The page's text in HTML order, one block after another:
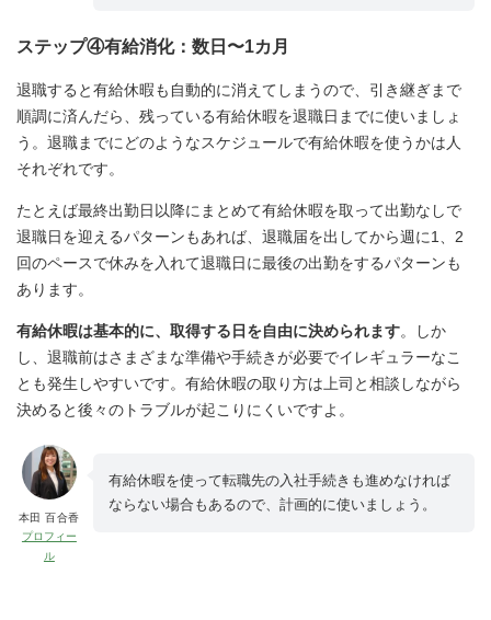
ステップ④有給消化：数日〜1カ月
退職すると有給休暇も自動的に消えてしまうので、引き継ぎまで
順調に済んだら、残っている有給休暇を退職日までに使いましょ
う。退職までにどのようなスケジュールで有給休暇を使うかは人
それぞれです。
たとえば最終出勤日以降にまとめて有給休暇を取って出勤なしで
退職日を迎えるパターンもあれば、退職届を出してから週に1、2
回のペースで休みを入れて退職日に最後の出勤をするパターンも
あります。
有給休暇は基本的に、取得する日を自由に決められます。しか
し、退職前はさまざまな準備や手続きが必要でイレギュラーなこ
とも発生しやすいです。有給休暇の取り方は上司と相談しながら
決めると後々のトラブルが起こりにくいですよ。
本田 百合香
プロフィー
ル
有給休暇を使って転職先の入社手続きも進めなければ
ならない場合もあるので、計画的に使いましょう。